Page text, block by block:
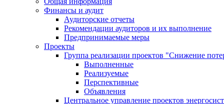
Финансы и аудит
Аудиторские отчеты
Рекомендации аудиторов и их выполнение
Предпринимаемые меры
Проекты
Группа реализации проектов "Снижение
Выполненные
Реализуемые
Перспективные
Объявления
Центральное управление проектов